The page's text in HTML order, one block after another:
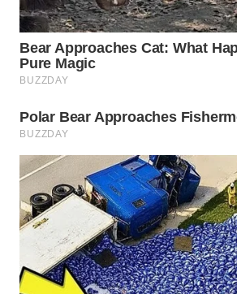
WN
KARO
WN
LABUHANBATU
WN
TAPANULI
TENGAH
WN DELI